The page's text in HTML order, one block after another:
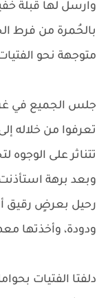
وارسل لها قبلة
بالحُمرة من فرط
متوجهة نحو
جلس الجميع في
تعرفوا من خلاله
تتناثر على
وبعد برهة
رحيل بعرضٍ رقيق
ودودة، وأخذتها
دلفتا الفتيات